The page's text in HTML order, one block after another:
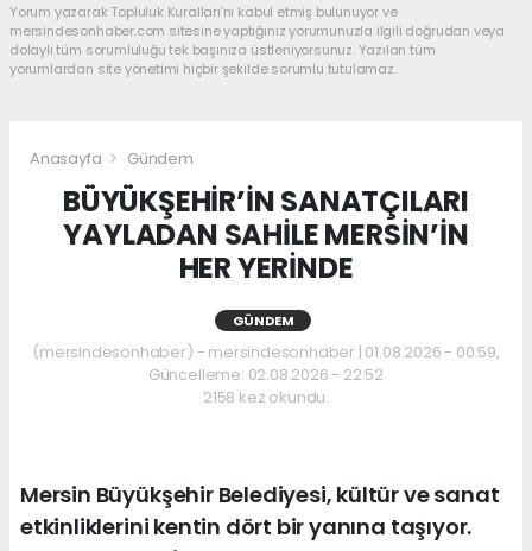
Yorum yazarak Topluluk Kuralları’nı kabul etmiş bulunuyor ve
mersindesonhaber.com sitesine yaptığınız yorumunuzla ilgili doğrudan veya
dolaylı tüm sorumluluğu tek başınıza üstleniyorsunuz. Yazılan tüm
yorumlardan site yönetimi hiçbir şekilde sorumlu tutulamaz.
Anasayfa Gündem
BÜYÜKŞEHİR’İN SANATÇILARI
YAYLADAN SAHİLE MERSİN’İN
HER YERİNDE
GÜNDEM
(mersindesonhaber) - mersindesonhaber | 01.08.2026 - 00:59,
Güncelleme: 02.08.2026 - 22:52
2158 kez okundu.
Mersin Büyükşehir Belediyesi, kültür ve sanat
etkinliklerini kentin dört bir yanına taşıyor.